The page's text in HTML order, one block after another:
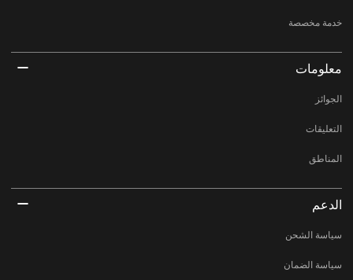
خدمة مخصصة
معلومات
الجوائز
التعليقات
المناطق
الدعم
سياسة الشحن
سياسة الضمان